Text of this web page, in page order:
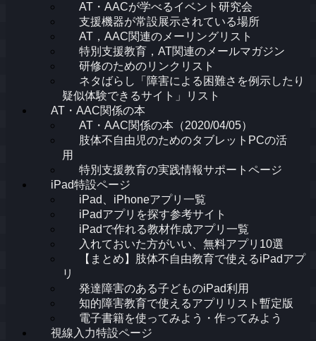
AT・AACが学べるイベント研究会
支援機器が常設展示されている場所
AT，AAC関連のメーリングリスト
特別支援教育，AT関連のメールマガジン
研修のためのリンクリスト
ネタばらし「障害による困難さを例示したり
疑似体験できるサイト」リスト
AT・AAC関係の本
AT・AAC関係の本（2020/04/05）
肢体不自由児のためのタブレットPCの活
用
特別支援教育の実践情報サポートページ
iPad特設ページ
iPad、iPhoneアプリ一覧
iPadアプリを探す参考サイト
iPadで作れる教材作成アプリ一覧
入れておいた方がいい、無料アプリ10選
【まとめ】肢体不自由教育で使えるiPadアプ
リ
発達障害のある子どものiPad利用
知的障害教育で使えるアプリリスト暫定版
電子書籍を使ってみよう・作ってみよう
視線入力特設ページ